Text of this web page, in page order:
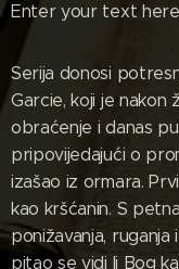
Enter your text
Serija donosi
Garcie, koji je nakon
obraćenje i danas
pripovijedajući o
izašao iz ormara.
kao kršćanin. S
ponižavanja,
pitao se vidi li Bog